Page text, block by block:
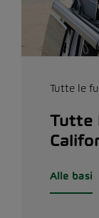
Tutte le
Tutte
Alle basi